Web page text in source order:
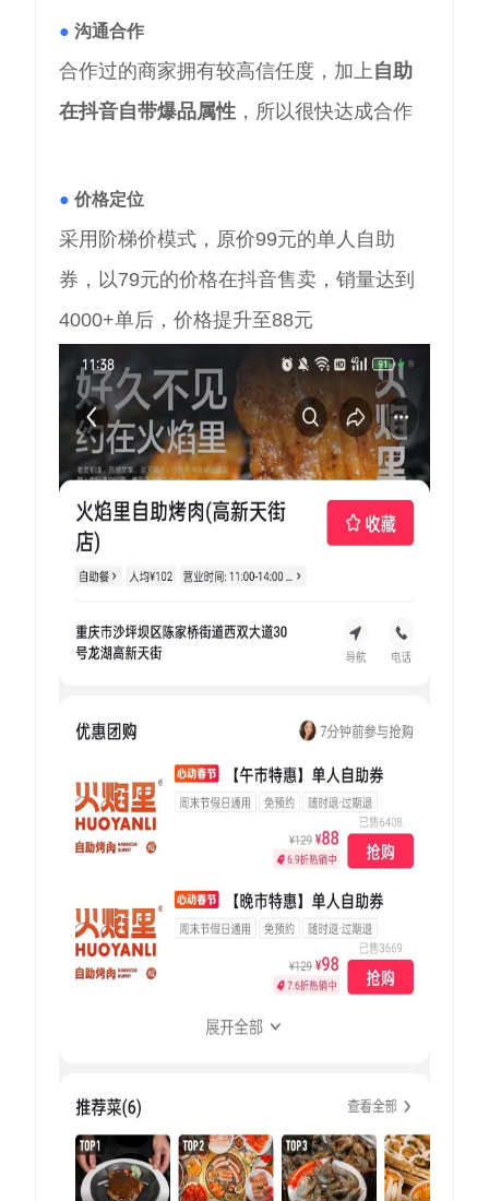
● 沟通合作
合作过的商家拥有较高信任度，加上 自助
在抖音自带爆品属性，所以很快达成合作
● 价格定位
采用阶梯价模式，原价99元的单人自助
券，以79元的价格在抖音售卖，销量达到
4000+单后，价格提升至88元